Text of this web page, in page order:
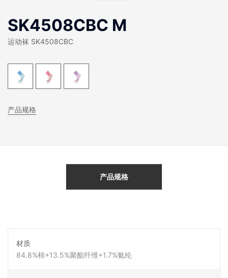
SK4508CBC M
运动袜 SK4508CBC
产品规格
产品规格
材质
84.8%棉+13.5%聚酯纤维+1.7%氨纶